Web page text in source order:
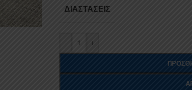
ΔΙΑΣΤΆΣΕΙΣ
- +